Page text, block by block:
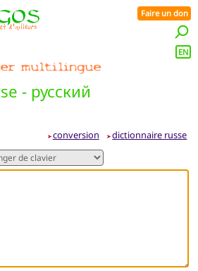
- русский
Faire un don
EN
➤ conversion ➤dictionnaire russe